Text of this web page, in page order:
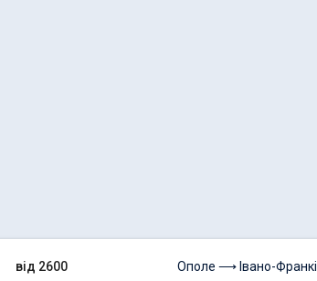
від 2600 Ополе ⟶ Івано-